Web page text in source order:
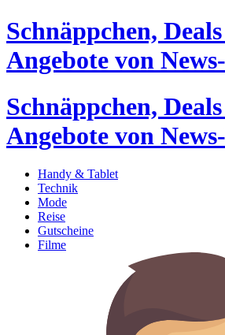
Schnäppchen,
Angebote von
Schnäppchen,
Angebote von
Handy & Tablet
Technik
Mode
Reise
Gutscheine
Filme